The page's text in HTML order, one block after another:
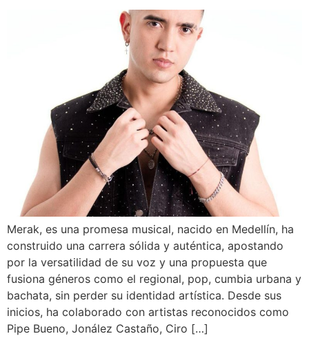
Merak, es una promesa musical, nacido en Medellín, ha
construido una carrera sólida y auténtica, apostando
por la versatilidad de su voz y una propuesta que
fusiona géneros como el regional, pop, cumbia urbana y
bachata, sin perder su identidad artística. Desde sus
inicios, ha colaborado con artistas reconocidos como
Pipe Bueno, Jonález Castaño, Ciro […]